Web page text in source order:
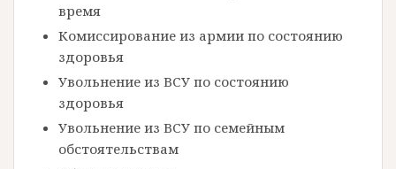
время
Комиссирование из армии по состоянию
здоровья
Увольнение из ВСУ по состоянию
здоровья
Увольнение из ВСУ по семейным
обстоятельствам